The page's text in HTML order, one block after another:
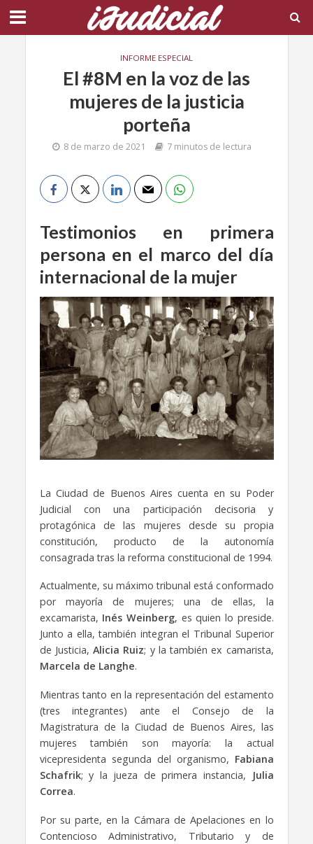
INFORME ESPECIAL
El #8M en la voz de las
mujeres de la justicia
porteña
8 de marzo de 2021 7 minutos de lectura
Testimonios en primera
persona en el marco del día
internacional de la mujer
La Ciudad de Buenos Aires cuenta en su Poder
Judicial con una participación decisoria y
protagónica de las mujeres desde su propia
constitución, producto de la autonomía
consagrada tras la reforma constitucional de 1994.
Actualmente, su máximo tribunal está conformado
por mayoría de mujeres; una de ellas, la
excamarista, Inés Weinberg, es quien lo preside.
Junto a ella, también integran el Tribunal Superior
de Justicia, Alicia Ruiz; y la también ex camarista,
Marcela de Langhe.
Mientras tanto en la representación del estamento
(tres integrantes) ante el Consejo de la
Magistratura de la Ciudad de Buenos Aires, las
mujeres también son mayoría: la actual
vicepresidenta segunda del organismo, Fabiana
Schafrik; y la jueza de primera instancia,
Julia
Correa.
Por su parte, en la Cámara de Apelaciones en lo
Contencioso Administrativo, Tributario y de